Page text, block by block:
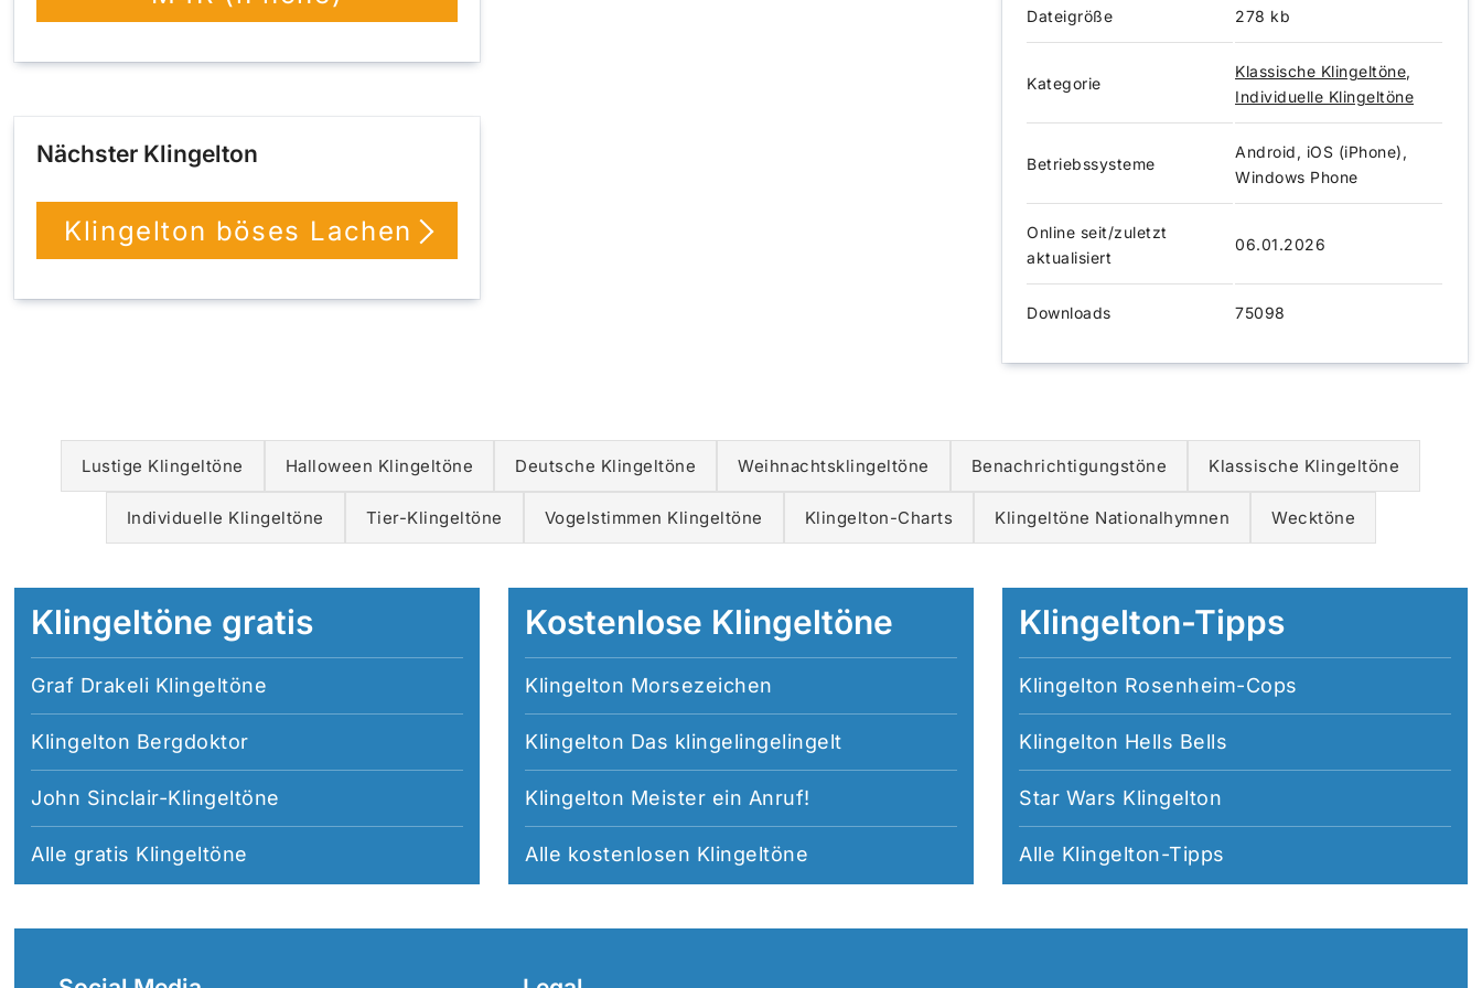
Nächster Klingelton
Klingelton böses Lachen
Dateigröße 278 kb
Kategorie
Klassische Klingeltöne,
Individuelle Klingeltöne
Betriebssysteme
Android, iOS (iPhone),
Windows Phone
Online seit/zuletzt
aktualisiert
06.01.2026
Downloads 75098
Lustige Klingeltöne Halloween Klingeltöne Deutsche Klingeltöne Weihnachtsklingeltöne Benachrichtigungstöne Klassische Klingeltöne
Individuelle Klingeltöne Tier-Klingeltöne Vogelstimmen Klingeltöne Klingelton-Charts Klingeltöne Nationalhymnen Wecktöne
Klingeltöne gratis
Graf Drakeli Klingeltöne
Klingelton Bergdoktor
John Sinclair-Klingeltöne
Alle gratis Klingeltöne
Kostenlose Klingeltöne
Klingelton Morsezeichen
Klingelton Das klingelingelingelt
Klingelton Meister ein Anruf!
Alle kostenlosen Klingeltöne
Klingelton-Tipps
Klingelton Rosenheim-Cops
Klingelton Hells Bells
Star Wars Klingelton
Alle Klingelton-Tipps